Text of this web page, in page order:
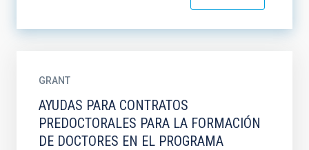
GRANT
AYUDAS PARA CONTRATOS
PREDOCTORALES PARA LA FORMACIÓN
DE DOCTORES EN EL PROGRAMA